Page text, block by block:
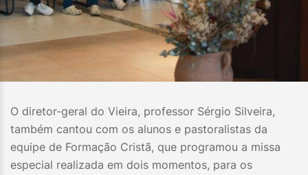
O diretor-geral do Vieira, professor Sérgio Silveira,
também cantou com os alunos e pastoralistas da
equipe de Formação Cristã, que programou a missa
especial realizada em dois momentos, para os